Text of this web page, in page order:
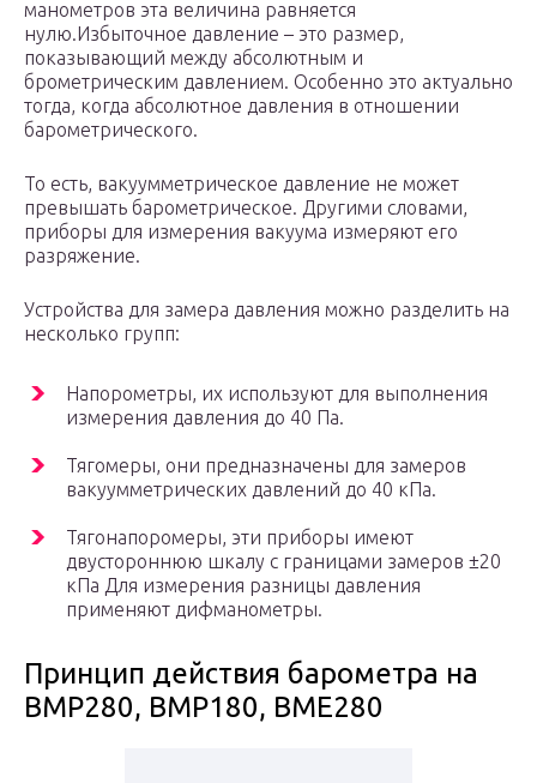
манометров эта величина равняется
нулю.Избыточное давление – это размер,
показывающий между абсолютным и
брометрическим давлением. Особенно это актуально
тогда, когда абсолютное давления в отношении
барометрического.
То есть, вакуумметрическое давление не может
превышать барометрическое. Другими словами,
приборы для измерения вакуума измеряют его
разряжение.
Устройства для замера давления можно разделить на
несколько групп:
Напорометры, их используют для выполнения
измерения давления до 40 Па.
Тягомеры, они предназначены для замеров
вакуумметрических давлений до 40 кПа.
Тягонапоромеры, эти приборы имеют
двустороннюю шкалу с границами замеров ±20
кПа Для измерения разницы давления
применяют дифманометры.
Принцип действия барометра на
BMP280, BMP180, BME280